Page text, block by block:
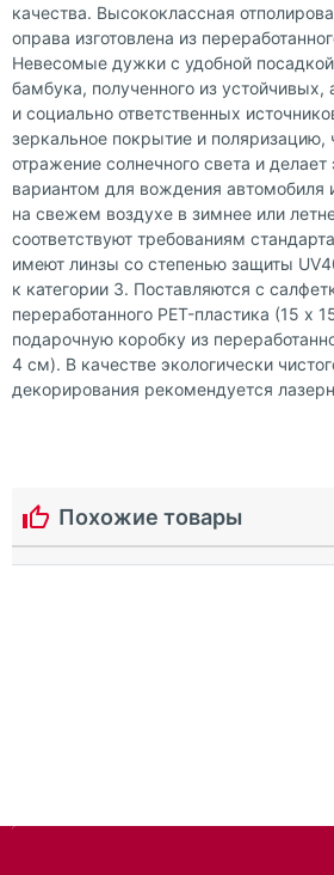
качества. Высококлассная
оправа изготовлена из
Невесомые дужки с удобной посадкой
бамбука, полученного из устойчивых,
и социально ответственных
зеркальное покрытие и поляризацию,
отражение солнечного света и
вариантом для вождения автомобиля
на свежем воздухе в зимнее или
соответствуют требованиям
имеют линзы со степенью защиты
к категории 3. Поставляются с
переработанного PET-пластика (15 x
подарочную коробку из
4 см). В качестве экологически
декорирования рекомендуется
Похожие товары